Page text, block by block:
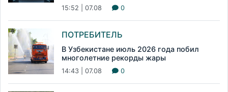
15:52 | 07.08 0
ПОТРЕБИТЕЛЬ
В Узбекистане июль 2026 года побил
многолетние рекорды жары
14:43 | 07.08 0